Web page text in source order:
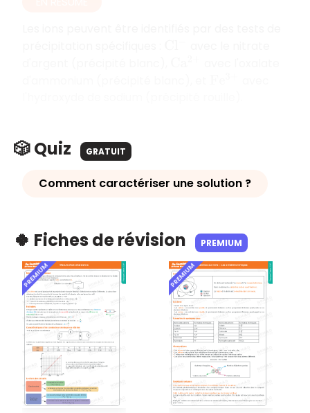
🎲 Quiz GRATUIT
Comment caractériser une solution ?
🍀 Fiches de révision PREMIUM
PREMIUM PREMIUM